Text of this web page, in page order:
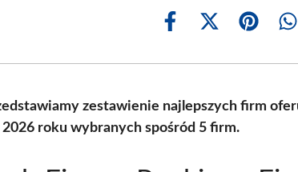
Share
Share
(Twitter)
Share
zestawienie najlepszych firm
roku wybranych spośród 5 firm.